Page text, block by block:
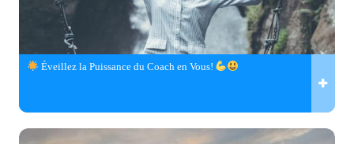
Éveillez la Puissance du Coach en Vous!